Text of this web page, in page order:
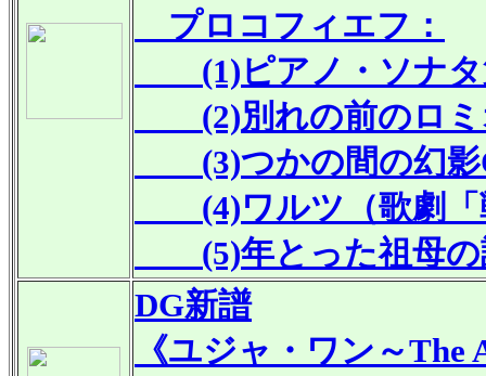
プロコフィエフ：
(1)ピアノ・ソナタ
(2)別れの前のロミ
(3)つかの間の幻影
(4)ワルツ（歌劇「
(5)年とった祖母の
DG新譜
《ユジャ・ワン～The